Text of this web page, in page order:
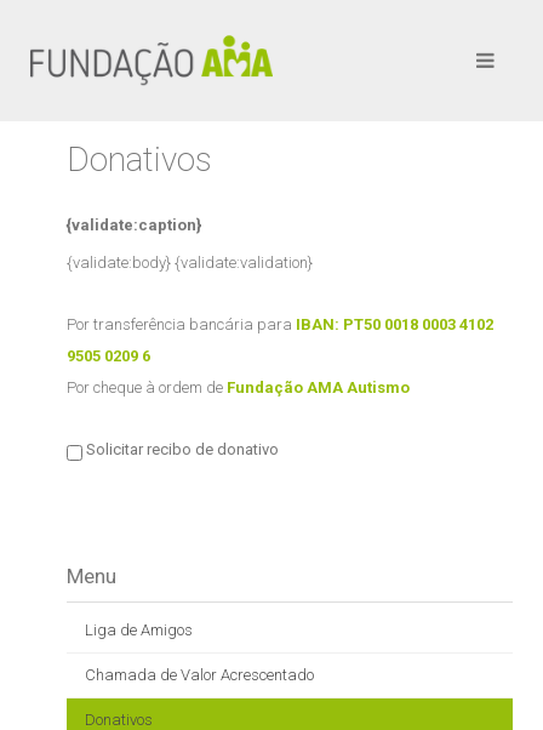
Donativos
{validate:caption}
{validate:body} {validate:validation}
Por transferência bancária para IBAN: PT50 0018 0003 4102
9505 0209 6
Por cheque à ordem de Fundação AMA Autismo
Solicitar recibo de donativo
Menu
Liga de Amigos
Chamada de Valor Acrescentado
Donativos